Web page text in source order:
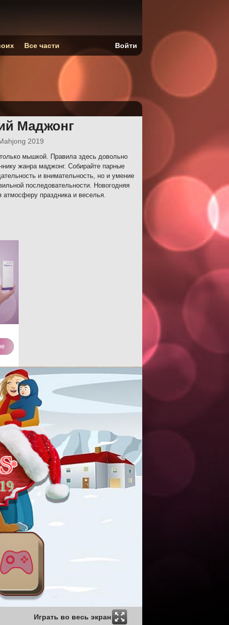
Маджонг
2019
мышкой. Правила здесь довольно
жанра маджонг. Собирайте парные
и внимательность, но и умение
последовательности. Новогодняя
атмосферу праздника и веселья.
Играть во весь экран
Все части Войти